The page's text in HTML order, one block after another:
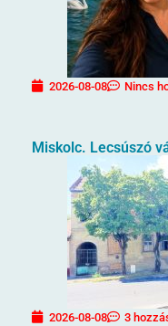
2026-08-08 Nincs
Miskolc. Lecsúszó
2026-08-08 3